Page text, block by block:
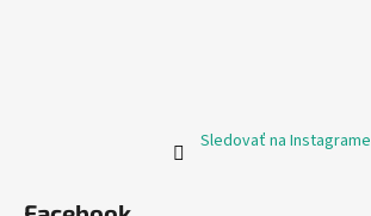
Sledovať na Instagrame